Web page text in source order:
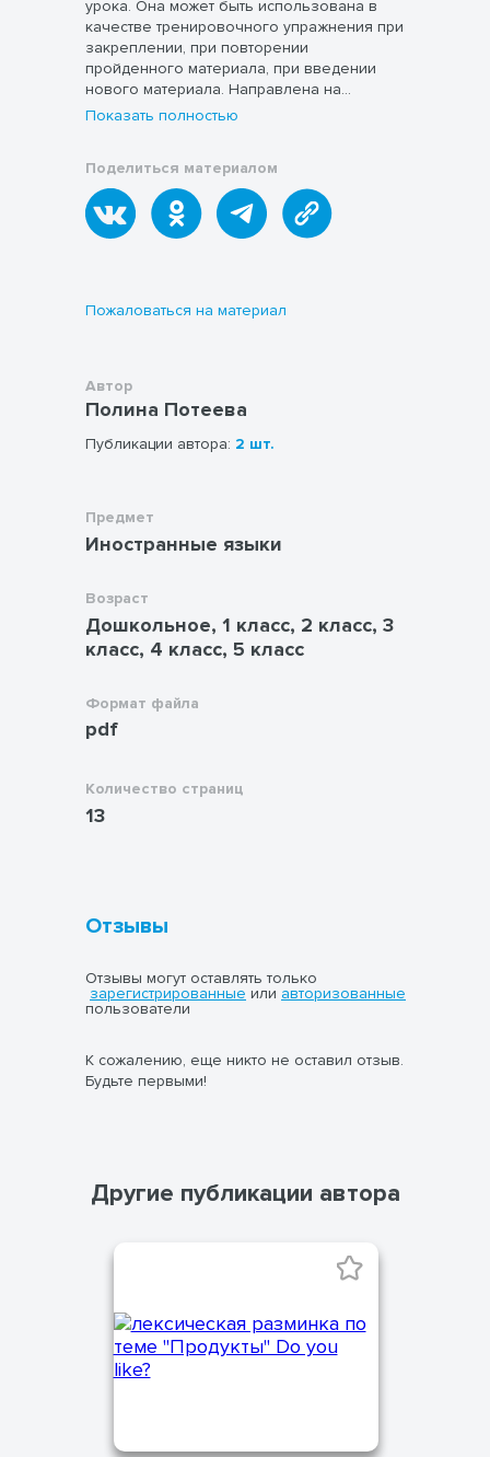
урока. Она может быть использована в
качестве тренировочного упражнения при
закреплении, при повторении
пройденного материала, при введении
нового материала. Направлена на
формирование активного и
Показать полностью
Поделиться материалом
Пожаловаться на материал
Автор
Полина Потеева
Публикации автора: 2 шт.
Предмет
Иностранные языки
Возраст
Дошкольное, 1 класс, 2 класс, 3
класс, 4 класс, 5 класс
Формат файла
pdf
Количество страниц
13
Отзывы
Отзывы могут оставлять только
зарегистрированные или авторизованные
пользователи
К сожалению, еще никто не оставил отзыв.
Будьте первыми!
Другие публикации автора